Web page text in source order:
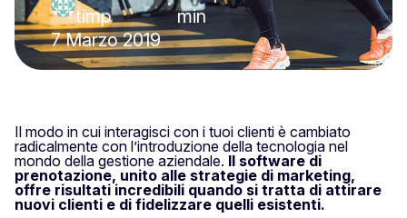
timp
·
min
7 Marzo 2019
Il modo in cui interagisci con i tuoi clienti è cambiato
radicalmente con l’introduzione della tecnologia nel
mondo della gestione aziendale. Il software di
prenotazione, unito alle strategie di marketing,
offre risultati incredibili quando si tratta di attirare
nuovi clienti e di fidelizzare quelli esistenti.